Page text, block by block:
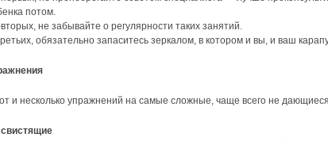
потом.
не забывайте о регулярности таких занятий.
обязательно запаситесь зеркалом, в котором и вы, и ваш
и несколько упражнений на самые сложные, чаще всего не